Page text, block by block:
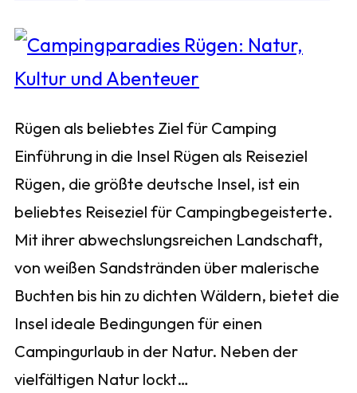
Rügen als beliebtes Ziel für Camping
Einführung in die Insel Rügen als Reiseziel
Rügen, die größte deutsche Insel, ist ein
beliebtes Reiseziel für Campingbegeisterte.
Mit ihrer abwechslungsreichen Landschaft,
von weißen Sandstränden über malerische
Buchten bis hin zu dichten Wäldern, bietet die
Insel ideale Bedingungen für einen
Campingurlaub in der Natur. Neben der
vielfältigen Natur lockt…